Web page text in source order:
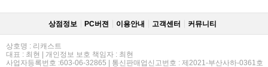
상점정보 PC버젼 이용안내 고객센터 커뮤니티
상호명 : 리캐스트
대표 : 최현 | 개인정보 보호 책임자 : 최현
사업자등록번호 :603-06-32865 | 통신판매업신고번호 : 제2021-부산사하-0361호